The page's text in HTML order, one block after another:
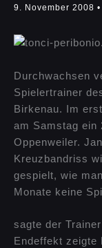
9. November 2008 •
Durchwachsen
Spielertrainer
Birkenau. Im
am Samstag ein
Oppenweiler.
Kreuzbandriss
gespielt, wie
Monate keine
sagte der
Endeffekt zeigte